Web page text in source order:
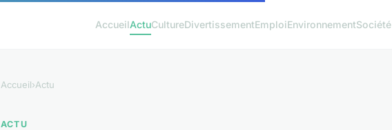
AccueilActuCultureDivertissementEmploiEnvironnementSociété
Accueil›Actu
ACTU